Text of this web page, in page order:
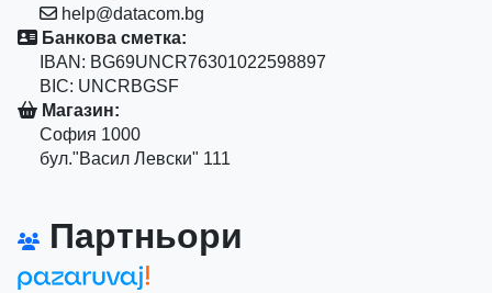
help@datacom.bg
Банкова сметка:
IBAN: BG69UNCR76301022598897
BIC: UNCRBGSF
Магазин:
София 1000
бул."Васил Левски" 111
Партньори